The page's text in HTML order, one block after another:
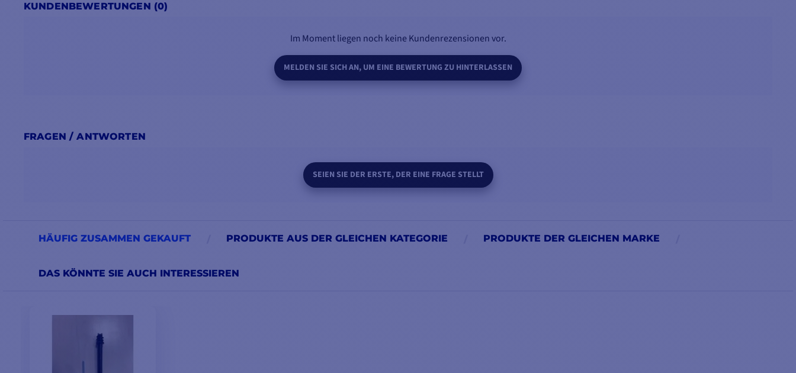
KUNDENBEWERTUNGEN (0)
Im Moment liegen noch keine Kundenrezensionen vor.
MELDEN SIE SICH AN, UM EINE BEWERTUNG ZU HINTERLASSEN
FRAGEN / ANTWORTEN
SEIEN SIE DER ERSTE, DER EINE FRAGE STELLT
HÄUFIG ZUSAMMEN GEKAUFT PRODUKTE AUS DER GLEICHEN KATEGORIE PRODUKTE DER GLEICHEN MARKE
DAS KÖNNTE SIE AUCH INTERESSIEREN